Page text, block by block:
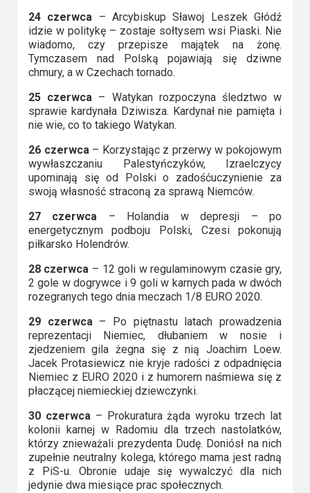
24 czerwca – Arcybiskup Sławoj Leszek Głódź
idzie w politykę – zostaje sołtysem wsi Piaski. Nie
wiadomo, czy przepisze majątek na żonę.
Tymczasem nad Polską pojawiają się dziwne
chmury, a w Czechach tornado.
25 czerwca – Watykan rozpoczyna śledztwo w
sprawie kardynała Dziwisza. Kardynał nie pamięta i
nie wie, co to takiego Watykan.
26 czerwca– Korzystając z przerwy w pokojowym
wywłaszczaniu Palestyńczyków, Izraelczycy
upominają się od Polski o zadośćuczynienie za
swoją własność straconą za sprawą Niemców.
27 czerwca – Holandia w depresji – po
energetycznym podboju Polski, Czesi pokonują
piłkarsko Holendrów.
28 czerwca – 12 goli w regulaminowym czasie gry,
2 gole w dogrywce i 9 goli w karnych pada w dwóch
rozegranych tego dnia meczach 1/8 EURO 2020.
29 czerwca– Po piętnastu latach prowadzenia
reprezentacji Niemiec, dłubaniem w nosie i
zjedzeniem gila żegna się z nią Joachim Loew.
Jacek Protasiewicz nie kryje radości z odpadnięcia
Niemiec z EURO 2020 i z humorem naśmiewa się z
płaczącej niemieckiej dziewczynki.
30 czerwca– Prokuratura żąda wyroku trzech lat
kolonii karnej w Radomiu dla trzech nastolatków,
którzy znieważali prezydenta Dudę. Doniósł na nich
zupełnie neutralny kolega, którego mama jest radną
z PiS-u. Obronie udaje się wywalczyć dla nich
jedynie dwa miesiące prac społecznych.